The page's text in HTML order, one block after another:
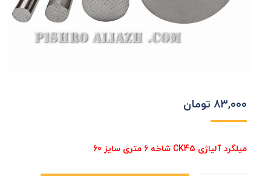
83,000 تومان
میلگرد آلیاژی CK45 شاخه 6 متری سایز 60